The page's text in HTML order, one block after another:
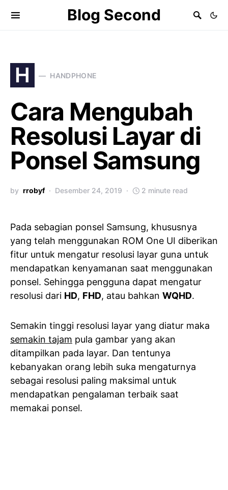
Blog Second
H HANDPHONE
Cara Mengubah
Resolusi Layar di
Ponsel Samsung
by rrobyf Desember 24, 2019 2 minute read
Pada sebagian ponsel Samsung, khususnya
yang telah menggunakan ROM One UI diberikan
fitur untuk mengatur resolusi layar guna untuk
mendapatkan kenyamanan saat menggunakan
ponsel. Sehingga pengguna dapat mengatur
resolusi dari HD, FHD, atau bahkan WQHD.
Semakin tinggi resolusi layar yang diatur maka
semakin tajam pula gambar yang akan
ditampilkan pada layar. Dan tentunya
kebanyakan orang lebih suka mengaturnya
sebagai resolusi paling maksimal untuk
mendapatkan pengalaman terbaik saat
memakai ponsel.